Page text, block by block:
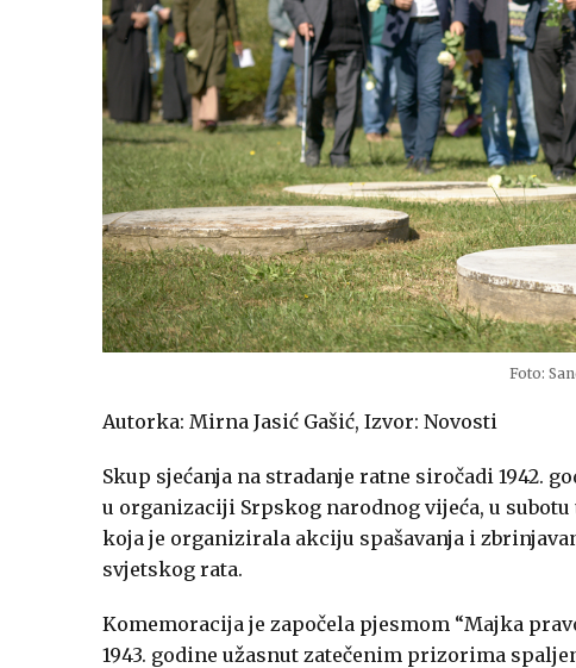
Foto:
Autorka: Mirna Jasić Gašić, Izvor: Novosti
Skup sjećanja na stradanje ratne siročadi 1942.
u organizaciji Srpskog narodnog vijeća, u
koja je organizirala akciju spašavanja i
svjetskog rata.
Komemoracija je započela pjesmom “Majka
1943. godine užasnut zatečenim prizorima